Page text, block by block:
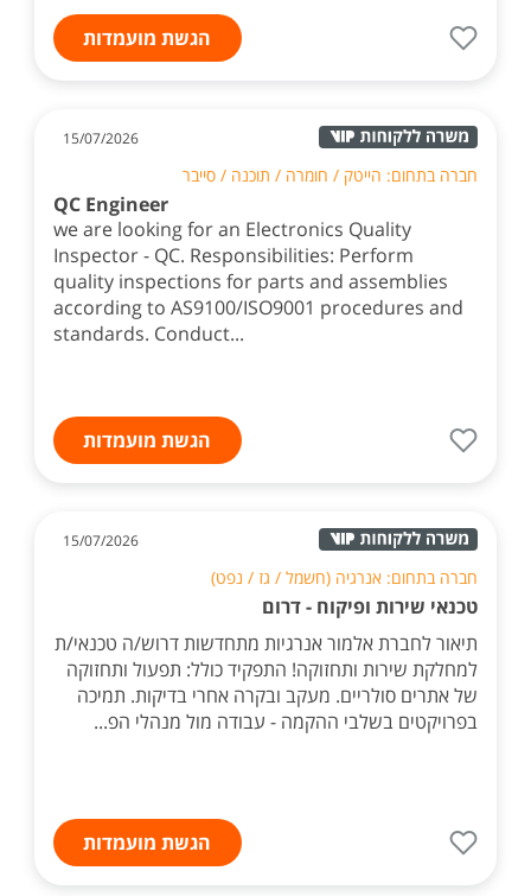
הגשת מועמדות
15/07/2026
חברה בתחום: הייטק / חומרה / תוכנה / סייבר
QC Engineer
we are looking for an Electronics Quality
Inspector - QC. Responsibilities: Perform
quality inspections for parts and assemblies
according to AS9100/ISO9001 procedures and
standards. Conduct...
הגשת מועמדות
15/07/2026
חברה בתחום: אנרגיה (חשמל / גז / נפט)
טכנאי שירות ופיקוח - דרום
תיאור לחברת אלמור אנרגיות מתחדשות דרוש/ה טכנאי/ת
למחלקת שירות ותחזוקה! התפקיד כולל: תפעול ותחזוקה
של אתרים סולריים. מעקב ובקרה אחרי בדיקות. תמיכה
בפרויקטים בשלבי ההקמה - עבודה מול מנהלי הפ...
הגשת מועמדות